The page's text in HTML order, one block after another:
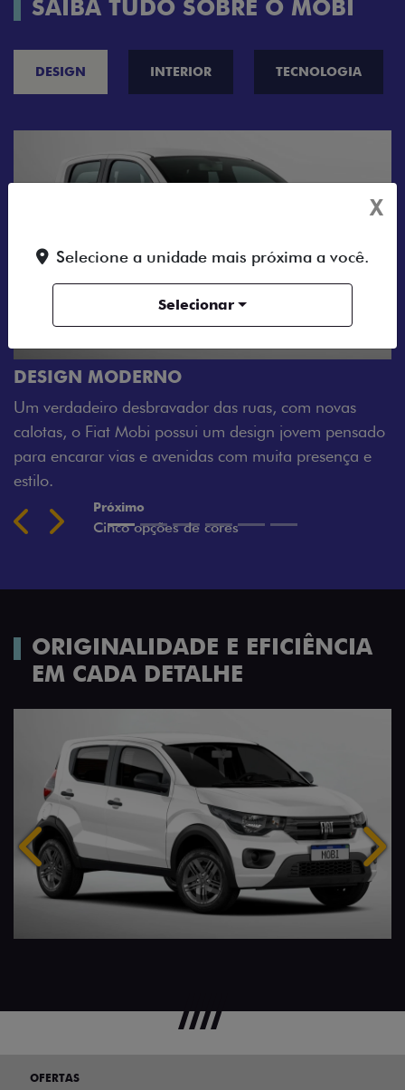
SAIBA TUDO SOBRE O MOBI
DESIGN INTERIOR TECNOLOGIA
pensado
e
CINCO OPÇÕES DE CORES
O Fiat Mobi tem sempre uma opção de cor
sua cara. Escolha entre o Preto Vulcano,
Montecarlo, Branco Banchisa, Prata Bari e
Silverstone.
ORIGINALIDADE E EFICIÊNCIA
EM CADA DETALHE
Anterior
OFERTAS
X
Selecione a unidade mais próxima a você.
Selecionar